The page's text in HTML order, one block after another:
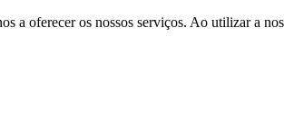
a oferecer os nossos serviços. Ao utilizar a